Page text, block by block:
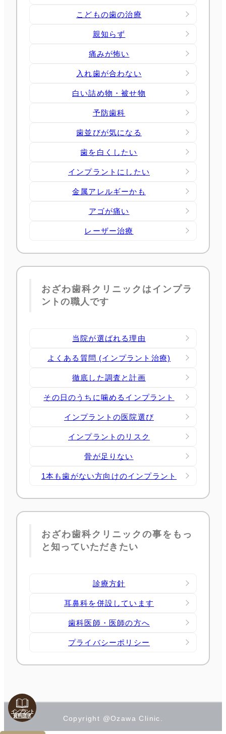
こどもの歯の治療
親知らず
痛みが怖い
入れ歯が合わない
白い詰め物・被せ物
予防歯科
歯並びが気になる
歯を白くしたい
インプラントにしたい
金属アレルギーかも
アゴが痛い
レーザー治療
おざわ歯科クリニックはインプラ
ントの職人です
当院が選ばれる理由
よくある質問 (インプラント治療)
徹底した調査と計画
その日のうちに噛めるインプラント
インプラントの医院選び
インプラントのリスク
骨が足りない
1本も歯がない方向けのインプラント
おざわ歯科クリニックの事をもっ
と知っていただきたい
診療方針
耳鼻科を併設しています
歯科医師・医師の方へ
プライバシーポリシー
Copyright @Ozawa Clinic.
インプラント
資料請求